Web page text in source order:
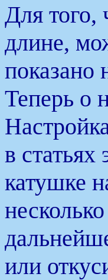
Для того,
длине,
показано
Теперь о
в статьях
катушке
или